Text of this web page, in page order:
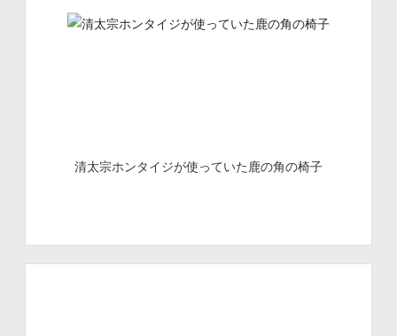
清太宗ホンタイジが使っていた鹿の角の椅子